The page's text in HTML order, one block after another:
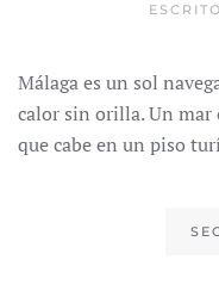
Málaga es un sol
calor sin orilla. Un mar
que cabe en un piso